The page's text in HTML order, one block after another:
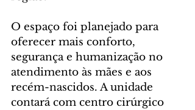
O espaço foi planejado para
oferecer mais conforto,
segurança e humanização no
atendimento às mães e aos
recém-nascidos. A unidade
contará com centro cirúrgico